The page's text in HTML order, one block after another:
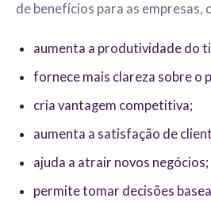
de benefícios para as empresas,
aumenta a produtividade do
fornece mais clareza sobre o
cria vantagem competitiva;
aumenta a satisfação de
ajuda a atrair novos negócios;
permite tomar decisões